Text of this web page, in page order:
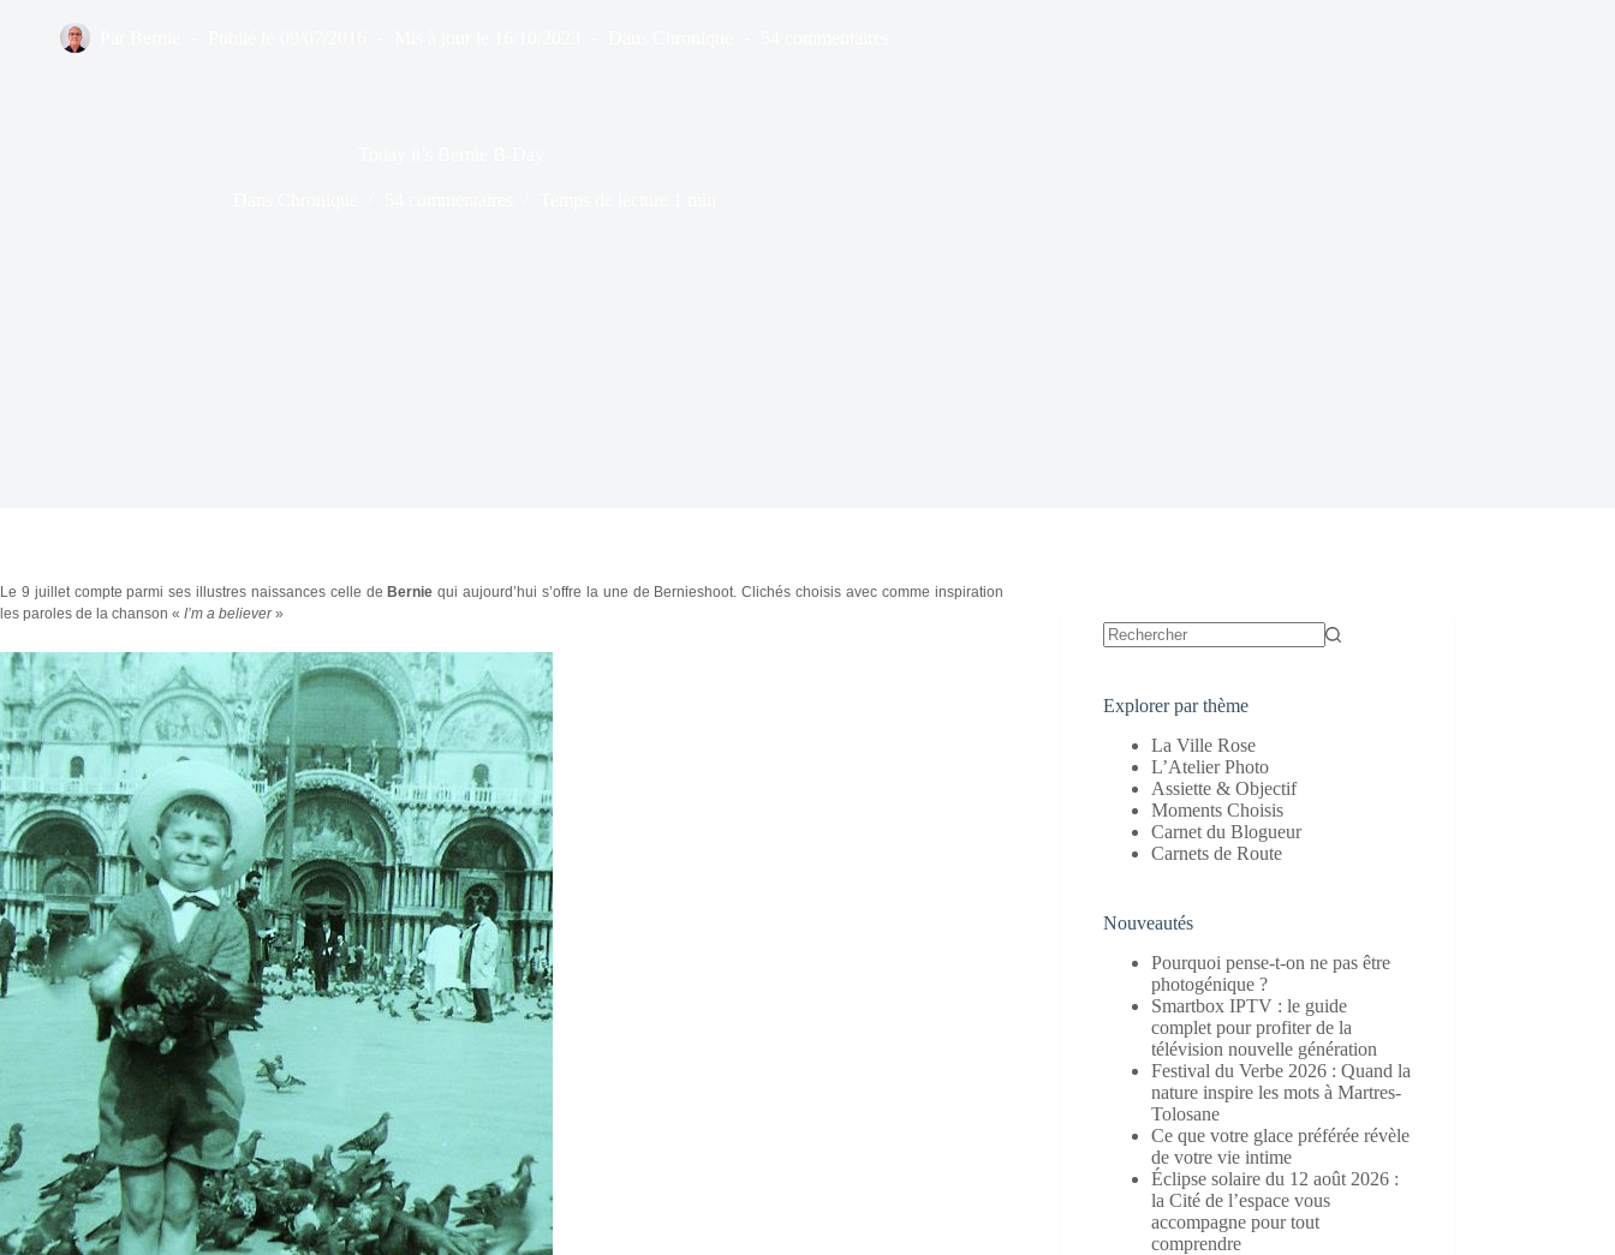
Le 9 juillet compte parmi ses illustres naissances celle de Bernie qui aujourd’hui s’offre la une de Bernieshoot. Clichés choisis avec comme inspiration
les paroles de la chanson « I’m a believer»
Explorer par thème
La Ville Rose
L’Atelier Photo
Assiette & Objectif
Moments Choisis
Carnet du Blogueur
Carnets de Route
Nouveautés
Pourquoi pense-t-on ne pas être
photogénique ?
Smartbox IPTV : le guide
complet pour profiter de la
télévision nouvelle génération
Festival du Verbe 2026 : Quand la
nature inspire les mots à Martres-
Tolosane
Ce que votre glace préférée révèle
de votre vie intime
Éclipse solaire du 12 août 2026 :
la Cité de l’espace vous
accompagne pour tout
comprendre